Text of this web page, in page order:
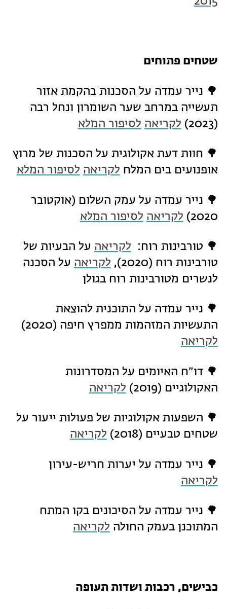
שטחים פתוחים
🌳 נייר עמדה על הסכנות בהקמת אזור
תעשייה במרחב שער השומרון ונחל רבה
(2023)
לקריאה לסיפור המלא
🌳 חוות דעת אקולוגית על הסכנות של מרוץ
אופנועים בים המלח לקריאה לסיפור המלא
🌳 נייר עמדה על עמק השלום (אוקטובר
2020)
לקריאה לסיפור המלא
🌳 טורבינות רוח: לקריאה על הבעיות של
טורבינות רוח (2020),
לקריאה על הסכנה
לנשרים מטורבינות רוח בגולן
🌳 נייר עמדה על התוכנית להוצאת
התעשיות המזהמות ממפרץ חיפה (2020)
לקריאה
🌳 דו״ח האיומים על המסדרונות
האקולוגיים (2019)
לקריאה
🌳 השפעות אקולוגיות של פעולות ייעור על
שטחים טבעיים (2018)
לקריאה
🌳 נייר עמדה על יערות חריש-עירון
לקריאה
🌳 נייר עמדה על הסיכונים בקו המתח
המתוכנן בעמק החולה לקריאה
כבישים, רכבות ושדות תעופה